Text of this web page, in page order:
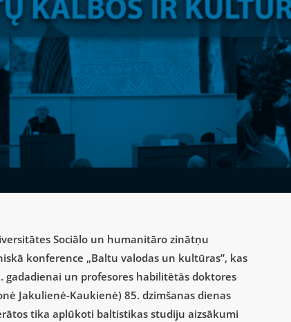
Sociālo un humanitāro zinātņu
konference „Baltu valodas un kultūras”, kas
un profesores habilitētās doktores
Jakulienė-Kaukienė) 85. dzimšanas dienas
tika aplūkoti baltistikas studiju aizsākumi